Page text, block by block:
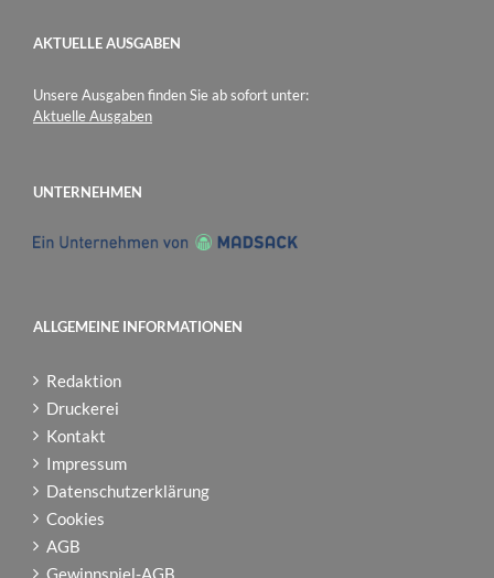
AKTUELLE AUSGABEN
Unsere Ausgaben finden Sie ab sofort unter:
Aktuelle Ausgaben
UNTERNEHMEN
ALLGEMEINE INFORMATIONEN
Redaktion
Druckerei
Kontakt
Impressum
Datenschutzerklärung
Cookies
AGB
Gewinnspiel-AGB